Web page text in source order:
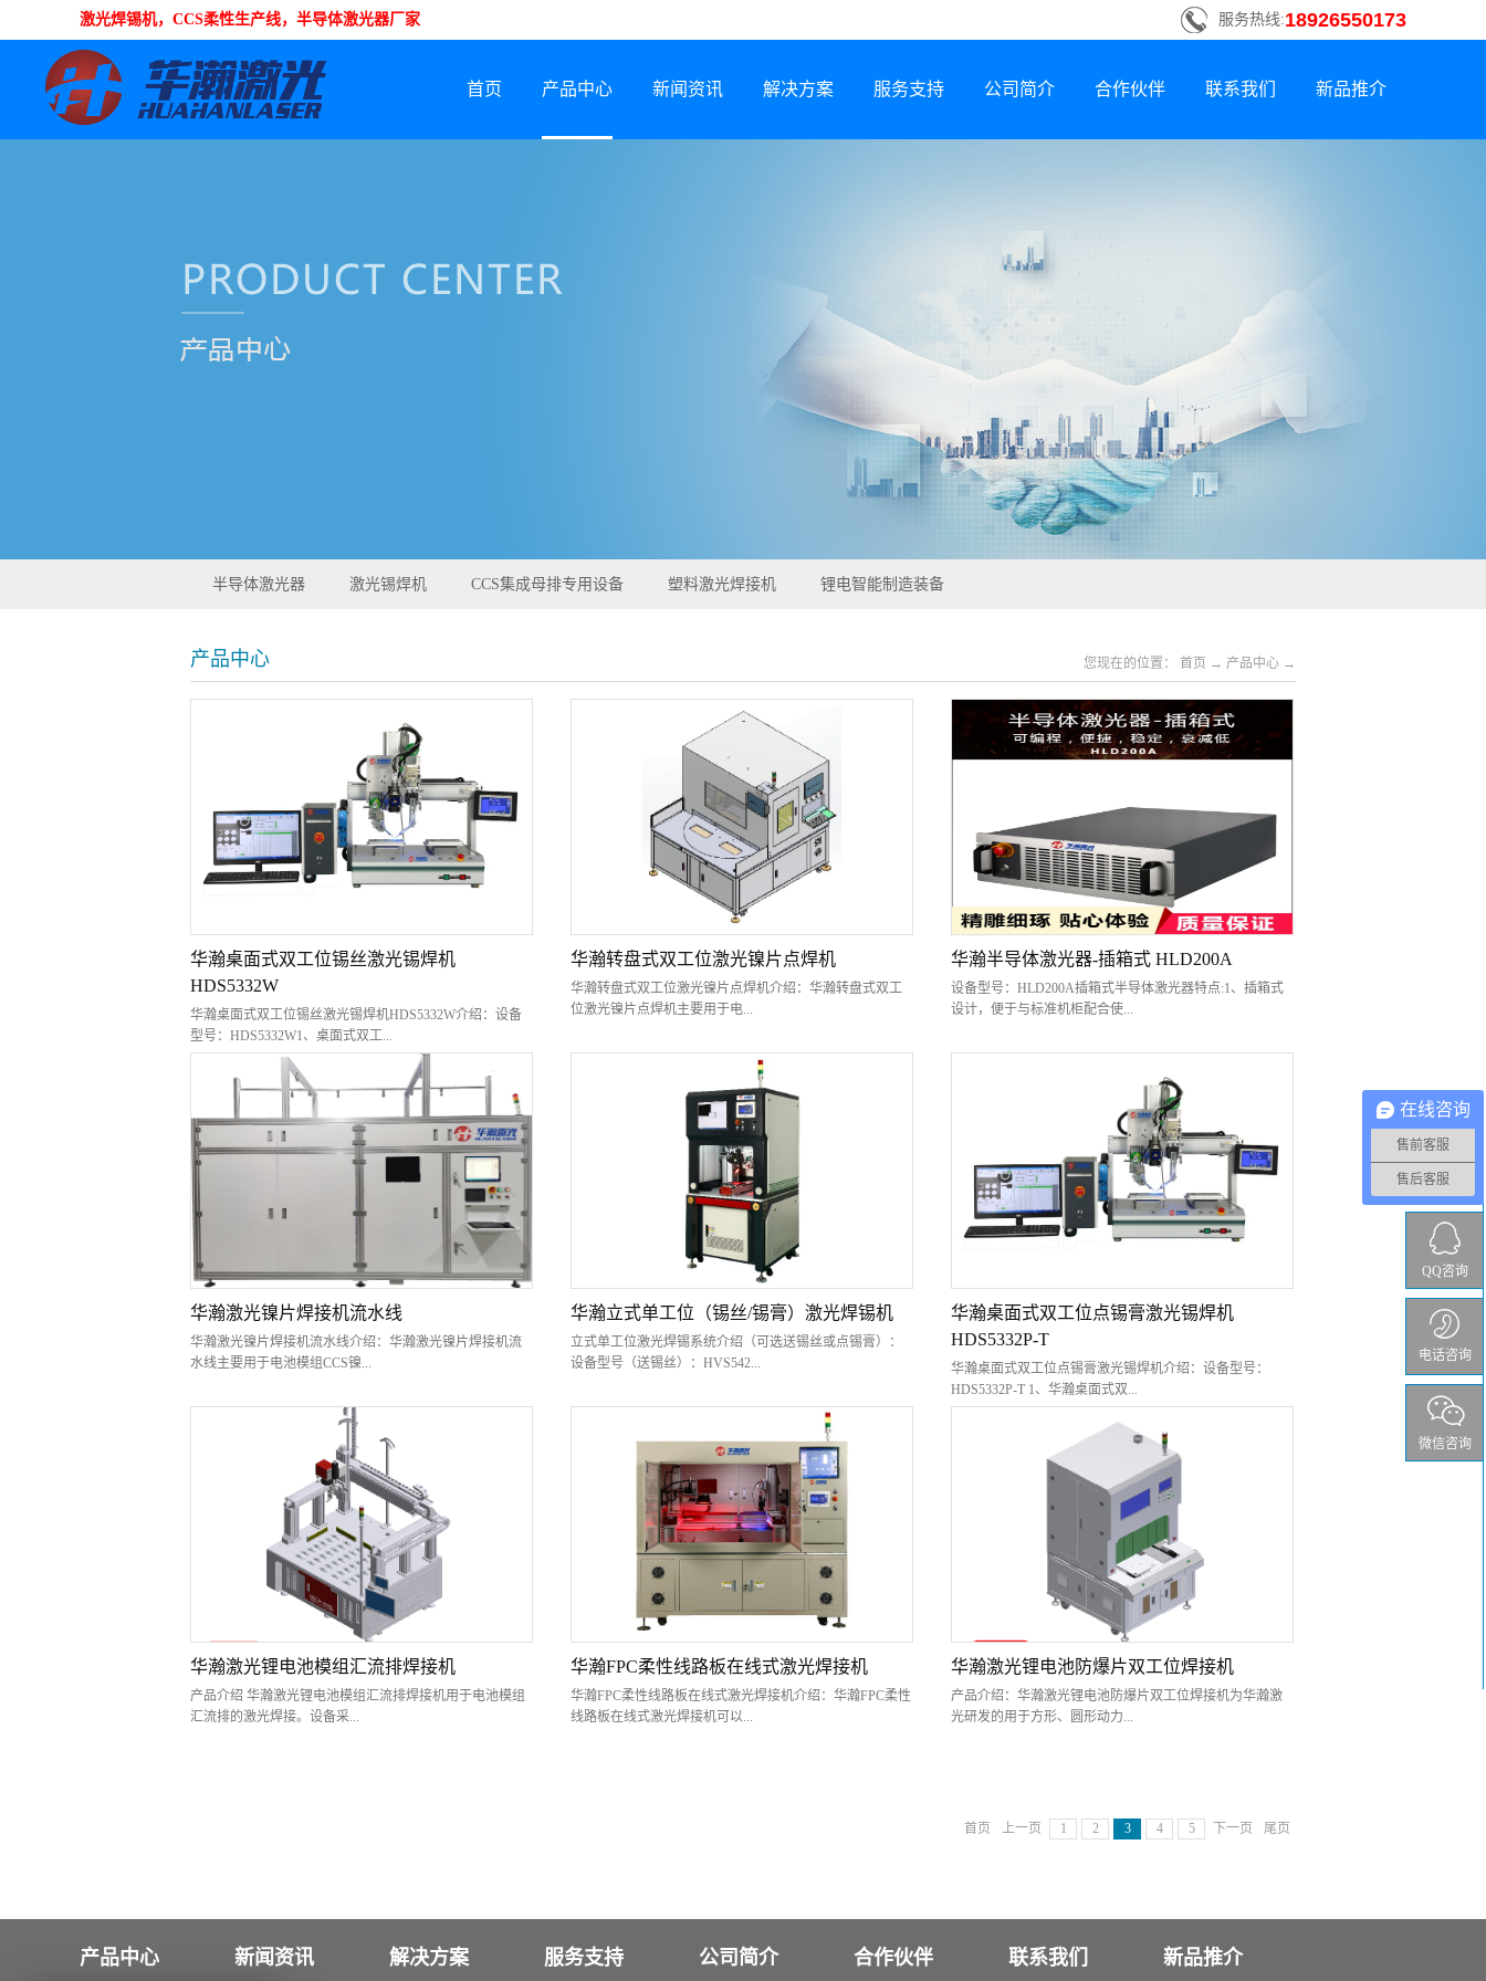
激光焊锡机，CCS柔性生产线，半导体激光器厂家 服务热线:18926550173
首页 产品中心
CCS集成母排专用设备
新闻资讯 解决方案 服务支持
下载中心
公司简介 合作伙伴 联系我们 新品推介
半导体激光器 激光锡焊机 CCS集成母排专用设备 塑料激光焊接机 锂电智能制造装备
产品中心 您现在的位置： 首页 → 产品中心 →
华瀚桌面式双工位锡丝激光锡焊机
HDS5332W
华瀚桌面式双工位锡丝激光锡焊机HDS5332W介绍：设备
型号：HDS5332W1、桌面式双工...
位送锡丝激光锡焊机可实现自动送锡丝、激光熔锡焊接的
整个工艺过程；2、本系统通过系统的集成开发，为客户提
供高效可靠的激光锡焊工艺。精密破锡送丝机、 半导体激
光器和控制系统集成一体，能实现自动送锡丝，激光通过
激光器光纤传输聚焦后，照射工件表面及锡丝上进行恒温
熔锡，形成稳定可靠焊锡效果。设备功能：该设备主要用
于效率、精度要求不高、负载较轻的场合。根据产品焊接
工艺的不同，可以搭配不同的配置，能够进行激光锡丝焊
接、激光锡膏焊接和预上锡后激光焊接。技术特点：1、 双
工位送锡丝激光锡焊，两个夹具交替往复进入工作台内部
的焊接区，提高效率；2、 系统由半导体激光器、桌面式四
密送丝机构成；3、 系统采用触摸屏、工控机控制，系统对
产品自动定位并焊接，操作员只需安装和拆卸夹具，操作
维护简便。◆ 使用触摸屏作为人机操作界面，操作简单便
捷。◆ 设备可预存多组加热曲线参数，以适应不同的焊接
华瀚转盘式双工位激光镍片点焊机
华瀚转盘式双工位激光镍片点焊机介绍：华瀚转盘式双工
位激光镍片点焊机主要用于电...
池模组CCS镍片的激光焊接。设备采用旋转双工位布局，
激光加工的同时可以进行上下料，大大提高了生产效率。
设备可配置进口激光器，能够自劢控制激光焊机进行视觉
定位、激光测距、激光点焊或者连续焊。技术特点：旋转
双工位上料组装，配置振镜焊接系统，提高焊接效率；进
口IPG单模激光器，成熟稳定，光束质量好；配备高精度
CCD，保证组装及焊接的精度； 配备激光测距仪，保证激
光加工焦点的一致性，提高焊接的质量； 可与客户MES系
统通讯，自动完成产品数据的上传和追溯。应用领域：新
能源行业锂电池模组CCS镍片激光焊接。样品图片：
华瀚半导体激光器-插箱式 HLD200A
设备型号：HLD200A插箱式半导体激光器特点:1、插箱式
设计，便于与标准机柜配合使...
出；3、采用高性能半导体激光模组，电光效率高，长期工
作激光输出衰减小 ；4、可编程多段毫秒级升降温曲线，适
应各种有铅或无铅锡焊；5、适合点焊或连续焊； 6、连接
触摸屏单独使用，或通过串口与其它设备连接动态修改参
数； 7、配合专用送锡控制器，可实现送锡与激光输出的紧
密配合，提高焊接质量；8、与送锡控制器，工作台，触摸
屏等外设通过网路连接，实现远程控制，电气隔离。 适用
领域:小功率半导体激光器适用于汽车行业的车灯焊接、微
激光器特点：★ 激光效率高，能量稳定，输出功率衰减
低；★ 可适应预镀锡，锡膏，锡球，锡丝等不同应用场
合；★ 可直接控制送丝模块或锡球模块（别家激光器是通
过模拟量控制送丝模块，华瀚是由激光器直接控制送丝模
块（走总线控制），送丝精度高更稳定，华瀚激光器可直
接控制触摸屏，焊接头，送丝模块）；★ 可编程并保存
华瀚激光镍片焊接机流水线
华瀚激光镍片焊接机流水线介绍：华瀚激光镍片焊接机流
水线主要用于电池模组CCS镍...
片的激光焊接。设备采用流水线式布局，能够在线加工，
节省了人工搬运工作。设备可配置进口激光器，能够自动
控制激光焊机进行视觉定位、激光测距、激光点焊或者连
续焊。技术特点：流水线上料组装，配置振镜焊接系统，
提高焊接效率； 进口IPG单模激光器，成熟稳定，光束质
量好；配备高精度CCD，保证组装及焊接的精度； 配备激
光测距仪，保证激光加工焦点的一致性，提高焊接的质
量； 可与客户MES系统通讯，自劢完成产品数据的上传和
追溯。应用领域：能源行业锂电池模组CCS镍片激光焊
华瀚立式单工位（锡丝/锡膏）激光焊锡机
立式单工位激光焊锡系统介绍（可选送锡丝或点锡膏）：
设备型号（送锡丝）：HVS542...
W设备型号（点锡膏）：HVS542P-T1、立式单工位送锡丝
激光锡焊机可实现自动送锡丝、激光熔锡焊接的整个工艺
过程；2、本系统通过系统的集成开发，为客户提供高效可
靠的镭射锡焊工艺。精密破锡送丝机、 半导体激光器和控
制系统集成一体，能实现自动送锡丝，激光通过激光器光
纤传输聚焦后，照射工件表面及锡丝上进行恒温熔锡，形
成稳定可靠焊锡效果。设备功能：该设备主要用于效率、
精度要求较高、负载较轻的场合。根据产品焊接工艺的不
同，可以搭配不同的配置，能够进行激光锡丝焊接、激光
锡膏焊接和预上锡后激光焊接。 设备结构：1、系统由华瀚
华瀚独创的激光锡焊控制系统和精密送丝机构成；2、系统
采用触摸屏、工控机控制，系统对产品自动定位并焊接，
操作员只需安装和拆卸夹具，操作方便简捷。设备特点：
◆ 激光锡焊能量集中，渗透性强，焊接更牢固，效率比较
华瀚桌面式双工位点锡膏激光锡焊机
HDS5332P-T
华瀚桌面式双工位点锡膏激光锡焊机介绍：设备型号：
HDS5332P-T 1、华瀚桌面式双...
工位点锡膏激光锡焊机可实现自动点锡膏、激光熔锡焊接
的整个工艺过程；2、本系统通过系统的集成开发，为客户
提供高效可靠的激光锡焊工艺。气动精密点锡膏装置、 半
导体激光器和控制系统集成一体，能实现自动点锡膏，激
光通过激光器光纤传输聚焦后，照射工件表面及锡丝上进
行恒温熔锡，形成稳定可靠焊锡效果。 设备功能：该设备
主要用于效率、精度要求不高、负载较轻的场合。根据产
品焊接工艺的不同，可以搭配不同的配置，能够进行激光
锡膏焊接和预上锡后激光焊接。 技术特点：1、 双工位点
锡膏激光锡焊接，两个夹具交替往复进入工作台内部的焊
接区，提高效率；2、 系统由半导体激光器、桌面式四轴工
锡膏装置构成；3、 系统采用触摸屏、工控机控制，系统对
产品自动定位并焊接，操作员只需安装和拆卸夹具，操作
华瀚激光锂电池模组汇流排焊接机
产品介绍 华瀚激光锂电池模组汇流排焊接机用于电池模组
汇流排的激光焊接。设备采...
焊接 样品/产品展示
华瀚FPC柔性线路板在线式激光焊接机
华瀚FPC柔性线路板在线式激光焊接机介绍：华瀚FPC柔性
线路板在线式激光焊接机可以...
响小，无静电影响。3、相对其他激光器性价比更高。 4、
体积小，安装方便。 5、激光输出曲线精确可控，最大限度
华瀚激光锂电池防爆片双工位焊接机
产品介绍：华瀚激光锂电池防爆片双工位焊接机为华瀚激
光研发的用于方形、圆形动力...
上下料，大大提高了生产效率。 设备可配置光纤联系激光
器，振镜系统，能够自动控制激光焊接装置进行激光测
置振镜激光焊接系统，提高焊接效率；5，可不客户MES系
统通讯，自动完成产品数据的上传和追溯。 应用领域：新
首页 上一页 1 2 3 4 5 下一页 尾页
产品中心 新闻资讯 解决方案 服务支持 公司简介 合作伙伴 联系我们 新品推介
QQ咨询
电话咨询
微信咨询
在线咨询
售前客服
售后客服